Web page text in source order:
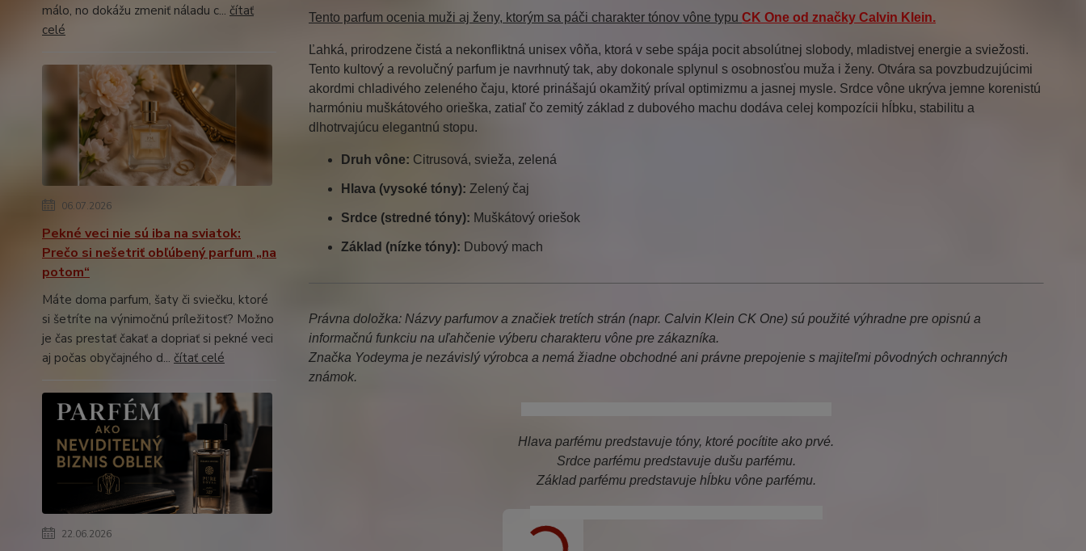
málo, no dokážu zmeniť náladu c... čítať
celé
06.07.2026
Pekné veci nie sú iba na sviatok:
Prečo si nešetriť obľúbený parfum „na
potom“
Máte doma parfum, šaty či sviečku, ktoré
si šetríte na výnimočnú príležitosť? Možno
je čas prestať čakať a dopriať si pekné veci
aj počas obyčajného d... čítať celé
22.06.2026
Tento parfum ocenia muži aj ženy, ktorým sa páči charakter tónov vône typu CK Oneod značky Calvin Klein.
Ľahká, prirodzene čistá a nekonfliktná unisex vôňa, ktorá v sebe spája pocit absolútnej slobody, mladistvej energie a sviežosti.
Tento kultový a revolučný parfum je navrhnutý tak, aby dokonale splynul s osobnosťou muža i ženy. Otvára sa povzbudzujúcimi
akordmi chladivého zeleného čaju, ktoré prinášajú okamžitý príval optimizmu a jasnej mysle. Srdce vône ukrýva jemne korenistú
harmóniu muškátového orieška, zatiaľ čo zemitý základ z dubového machu dodáva celej kompozícii hĺbku, stabilitu a
dlhotrvajúcu elegantnú stopu.
Druh vône: Citrusová, svieža, zelená
Hlava (vysoké tóny): Zelený čaj
Srdce (stredné tóny): Muškátový oriešok
Základ (nízke tóny): Dubový mach
Právna doložka: Názvy parfumov a značiek tretích strán (napr. Calvin Klein CK One) sú použité výhradne pre opisnú a
informačnú funkciu na uľahčenie výberu charakteru vône pre zákazníka.
Značka Yodeyma je nezávislý výrobca a nemá žiadne obchodné ani právne prepojenie s majiteľmi pôvodných ochranných
známok.
Hlava parfému predstavuje tóny, ktoré pocítite ako prvé.
Srdce parfému predstavuje dušu parfému.
Základ parfému predstavuje hĺbku vône parfému.